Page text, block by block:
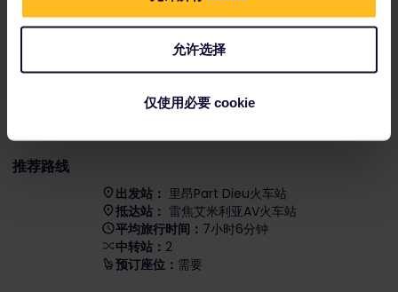
允许选择
仅使用必要 cookie
千万别错过在里昂传统餐馆Bouchons用餐的机会。
里昂鱼饺或肉饺（quenelle）浸在奶油酱中，是这座法国美食之
都的经典菜品。素食者可以选择里昂沙拉（不含培根），体验这
座城市的美食精髓。
不妨逛逛里昂市场（Les Halles de Lyon），那里有众多摊位售卖
推荐路线
出发站： 里昂Part Dieu火车站
抵达站： 雷焦艾米利亚AV火车站
平均旅行时间： 7小时6分钟
中转站： 2
预订座位： 需要